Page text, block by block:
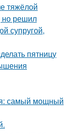
тяжёлой
но решил
супругой,
пятницу
самый мощный